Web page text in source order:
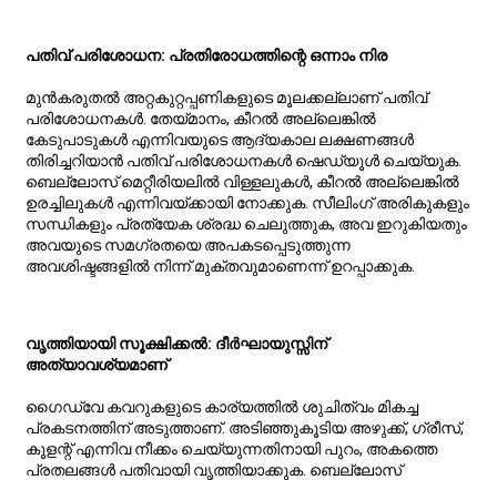
പതിവ് പരിശോധന: പ്രതിരോധത്തിന്റെ ഒന്നാം നിര
മുൻകരുതൽ അറ്റകുറ്റപ്പണികളുടെ മൂലക്കല്ലാണ് പതിവ്
പരിശോധനകൾ. തേയ്മാനം, കീറൽ അല്ലെങ്കിൽ
കേടുപാടുകൾ എന്നിവയുടെ ആദ്യകാല ലക്ഷണങ്ങൾ
തിരിച്ചറിയാൻ പതിവ് പരിശോധനകൾ ഷെഡ്യൂൾ ചെയ്യുക.
ബെല്ലോസ് മെറ്റീരിയലിൽ വിള്ളലുകൾ, കീറൽ അല്ലെങ്കിൽ
ഉരച്ചിലുകൾ എന്നിവയ്ക്കായി നോക്കുക. സീലിംഗ് അരികുകളും
സന്ധികളും പ്രത്യേക ശ്രദ്ധ ചെലുത്തുക, അവ ഇറുകിയതും
അവയുടെ സമഗ്രതയെ അപകടപ്പെടുത്തുന്ന
അവശിഷ്ടങ്ങളിൽ നിന്ന് മുക്തവുമാണെന്ന് ഉറപ്പാക്കുക.
വൃത്തിയായി സൂക്ഷിക്കൽ: ദീർഘായുസ്സിന്
അത്യാവശ്യമാണ്
ഗൈഡ്‌വേ കവറുകളുടെ കാര്യത്തിൽ ശുചിത്വം മികച്ച
പ്രകടനത്തിന് അടുത്താണ്. അടിഞ്ഞുകൂടിയ അഴുക്ക്, ഗ്രീസ്,
കൂളന്റ് എന്നിവ നീക്കം ചെയ്യുന്നതിനായി പുറം, അകത്തെ
പ്രതലങ്ങൾ പതിവായി വൃത്തിയാക്കുക. ബെല്ലോസ്